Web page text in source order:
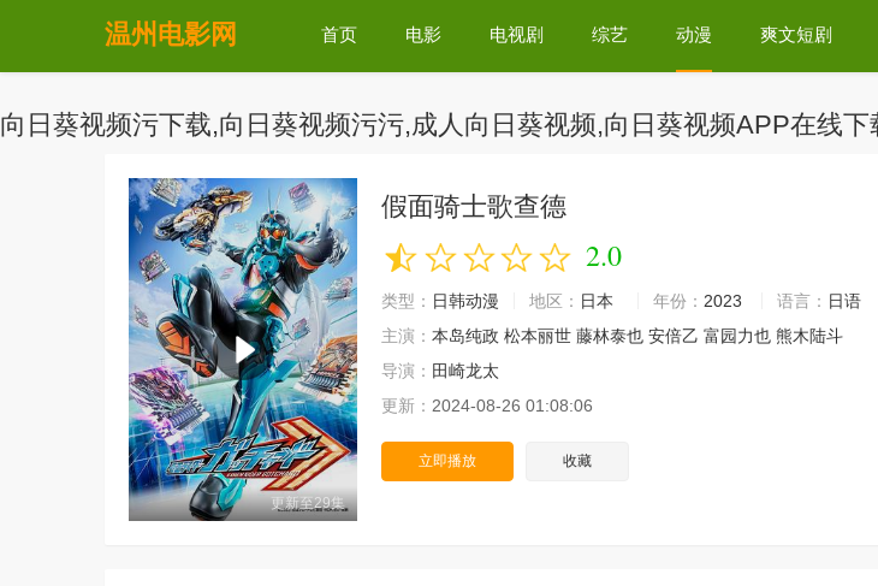
向日葵视频污下载,向日葵视频污污,成人向日葵视频,向日葵视频APP在线下
温州电影网 首页 电影 电视剧 综艺 动漫 爽文短剧
更新至29集
假面骑士歌查德
2.0
类型： 日韩动漫 地区： 日本 年份： 2023 语言： 日语
主演： 本岛纯政 松本丽世 藤林泰也 安倍乙 富园力也 熊木陆斗
导演： 田崎龙太
更新： 2024-08-26 01:08:06
立即播放 收藏